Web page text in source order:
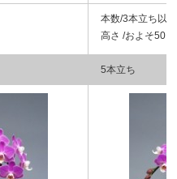
本数/3本立ち以
高さ /およそ50
5本立ち